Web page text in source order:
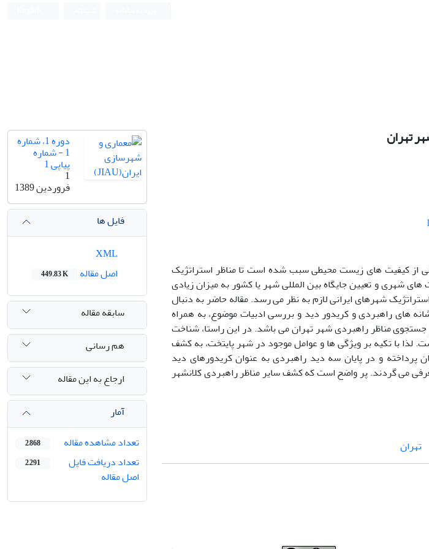
تهران
کیفیت های زیست محیطی سبب شده است تا مناظر استراتژیک
شهری و تعیین جایگاه بین المللی شهر یا کشور به میزان زیادی
شهرهای ایرانی لازم به نظر می رسد. مقاله حاضر به دنبال
های راهبردی و کریدور دید و بررسی ادبیات موضوع، به همراه
جستجوی مناظر راهبردی شهر تهران می باشد. در این راستا، شناخت
لذا با تکیه بر ویژگی ها و عوامل موجود در شهر پایتخت، به کشف
پرداخته و در پایان سه دید راهبردی به عنوان کریدورهای دید
می گردند. پر واضح است که کشف سایر مناظر راهبردی کلانشهر
تهران
دوره 1، شماره
1 - شماره
پیاپی 1
1
فروردین 1389
فایل ها
اصل مقاله
449.83 K
سابقه مقاله
هم رسانی
ارجاع به این مقاله
آمار
تعداد مشاهده مقاله
2,868
تعداد دریافت فایل
اصل مقاله
2,291